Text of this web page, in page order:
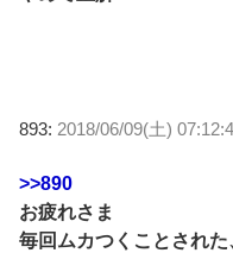
893: 2018/06/09(土)
>>890
お疲れさま
毎回ムカつくことされ